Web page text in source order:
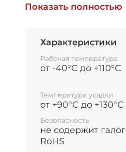
электрической
бандажа проводов,
Поставляется в бухтах.
Трубка ТУТ не
высоковольтных шин
может
Показать полностью
Характеристики
Рабочая температура
от -40°С до +110°С
Температура усадки
от +90°С до +130°С
Безопасность
не содержит
RoHS